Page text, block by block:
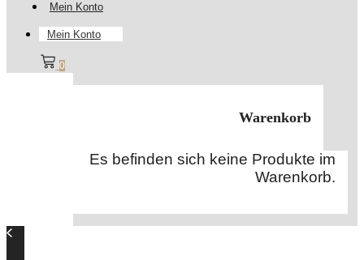
Mein Konto
Mein Konto
0
Warenkorb
Es befinden sich keine Produkte im
Warenkorb.